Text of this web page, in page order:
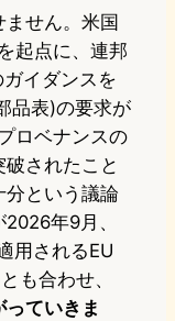
せん。米国
起点に、連邦
イダンスを
品表)の要求が
ロベナンスの
されたこと
分という議論
年9月、
用されるEU
も合わせ、
ていきま